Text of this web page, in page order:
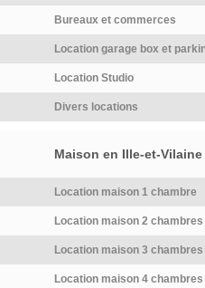
Bureaux et commerces
Location garage box et
Location Studio
Divers locations
Maison en Ille-et-
Location maison 1 chambre
Location maison 2 chambres
Location maison 3 chambres
Location maison 4 chambres